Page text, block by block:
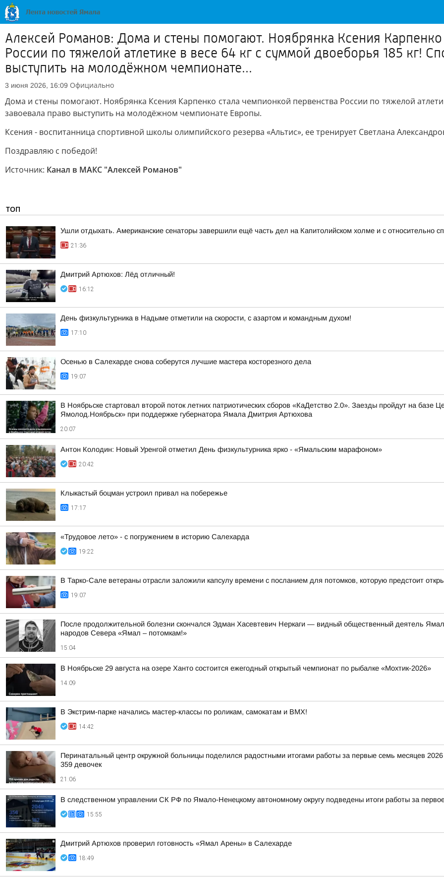
Алексей Романов: Дома и стены помогают. Ноябрянка Ксения Карпенко
России по тяжелой атлетике в весе 64 кг с суммой двоеборья 185 кг!
выступить на молодёжном чемпионате...
3 июня 2026, 16:09 Официально
Дома и стены помогают. Ноябрянка Ксения Карпенко стала чемпионкой первенства России по тяжелой
завоевала право выступить на молодёжном чемпионате Европы.
Ксения - воспитанница спортивной школы олимпийского резерва «Альтис», ее тренирует Светлана
Поздравляю с победой!
Источник: Канал в МАКС "Алексей Романов"
ТОП
Ушли отдыхать. Американские сенаторы завершили ещё часть дел на Капитолийском холме и с относительно
21:36
Дмитрий Артюхов: Лёд отличный!
16:12
День физкультурника в Надыме отметили на скорости, с азартом и командным духом!
17:10
Осенью в Салехарде снова соберутся лучшие мастера косторезного дела
19:07
В Ноябрьске стартовал второй поток летних патриотических сборов «КаДетство 2.0». Заезды пройдут на базе
Ямолод.Ноябрьск» при поддержке губернатора Ямала Дмитрия Артюхова
20:07
Антон Колодин: Новый Уренгой отметил День физкультурника ярко - «Ямальским марафоном»
20:42
Клыкастый боцман устроил привал на побережье
17:17
«Трудовое лето» - с погружением в историю Салехарда
19:22
В Тарко-Сале ветераны отрасли заложили капсулу времени с посланием для потомков, которую предстоит
19:07
После продолжительной болезни скончался Эдман Хасевтевич Неркаги — видный общественный деятель
народов Севера «Ямал – потомкам!»
15:04
В Ноябрьске 29 августа на озере Ханто состоится ежегодный открытый чемпионат по рыбалке «Мохтик-2026»
14:09
В Экстрим-парке начались мастер-классы по роликам, самокатам и BMX!
14:42
Перинатальный центр окружной больницы поделился радостными итогами работы за первые семь месяцев
359 девочек
21:06
В следственном управлении СК РФ по Ямало-Ненецкому автономному округу подведены итоги работы за
15:55
Дмитрий Артюхов проверил готовность «Ямал Арены» в Салехарде
18:49